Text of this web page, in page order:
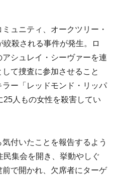
ュニティ、オークツリー・
殺される事件が発生。ロ
シュレイ・シーヴァーを連
て捜査に参加させること
ー「レッドモンド・リッパ
人もの女性を殺害してい
付いたことを報告するよう
集会を開き、挙動やしぐ
で開かれ、欠席者にターゲ